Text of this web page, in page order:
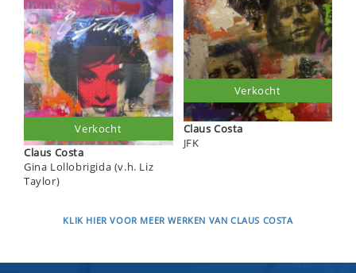
Claus Costa
Gina Lollobrigida (v.h. Liz
Taylor)
Verkocht
Claus Costa
JFK
Verkocht
KLIK HIER VOOR MEER WERKEN VAN CLAUS COSTA